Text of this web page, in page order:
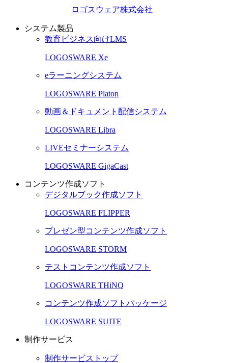
ロゴスウェア株式会社
システム製品
教育ビジネス向けLMS
LOGOSWARE Xe
eラーニングシステム
LOGOSWARE Platon
動画＆ドキュメント配信システム
LOGOSWARE Libra
LIVEセミナーシステム
LOGOSWARE GigaCast
コンテンツ作成ソフト
デジタルブック作成ソフト
LOGOSWARE FLIPPER
プレゼン型コンテンツ作成ソフト
LOGOSWARE STORM
テストコンテンツ作成ソフト
LOGOSWARE THiNQ
コンテンツ作成ソフトパッケージ
LOGOSWARE SUITE
制作サービス
制作サービストップ